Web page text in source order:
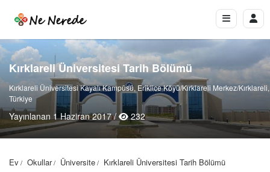
Kırklareli Üniversitesi Tarih Bölümü
Kırklareli Üniversitesi Kayalı Kampüsü, Eriklice Köyü/Kırklareli Merkez/Kırklareli,
Türkiye
Yayınlanan 1 Haziran 2017 / 232
Ev Okullar Üniversite Kırklareli Üniversitesi Tarih Bölümü